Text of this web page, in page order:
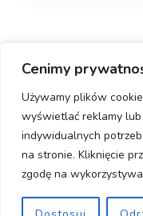
Cenimy
Używamy plików
wyświetlać reklamy
indywidualnych
na stronie. Kliknięcie
zgodę na
Copyright ©
Realizacja
Impressum